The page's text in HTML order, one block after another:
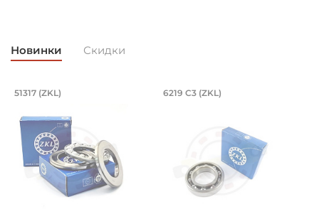
Новинки Скидки
Подшипник 85х150х49 мм,
51317 (ZKL) Подшипник
6219 C3 (ZKL)